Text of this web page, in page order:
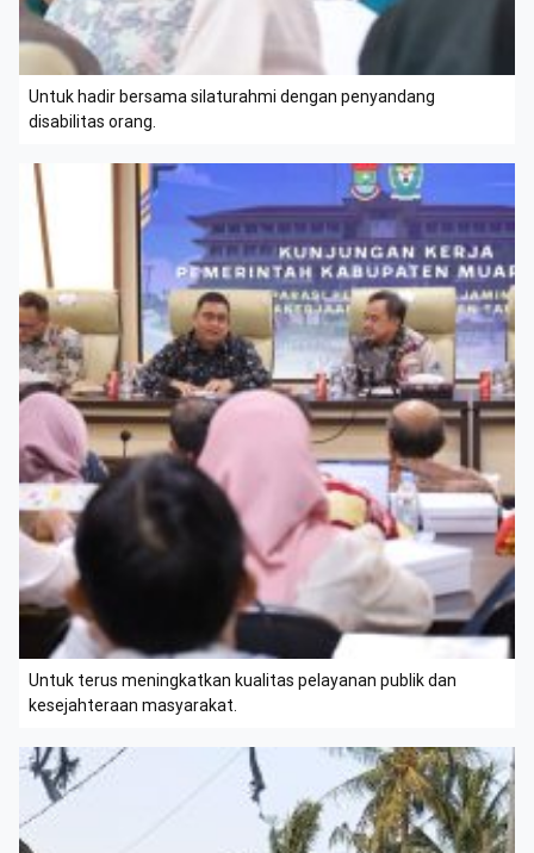
Untuk hadir bersama silaturahmi dengan penyandang
disabilitas orang.
Untuk terus meningkatkan kualitas pelayanan publik dan
kesejahteraan masyarakat.